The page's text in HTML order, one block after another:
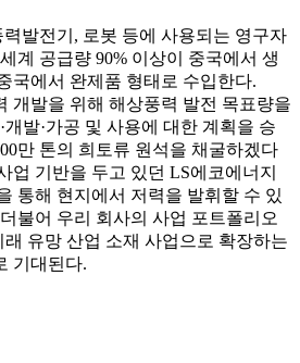
발전기, 로봇 등에 사용되는 영구자
계 공급량 90% 이상이 중국에서 생
국에서 완제품 형태로 수입한다.
개발을 위해 해상풍력 발전 목표량을
발·가공 및 사용에 대한 계획을 승
만 톤의 희토류 원석을 채굴하겠다
업 기반을 두고 있던 LS에코에너지
통해 현지에서 저력을 발휘할 수 있
불어 우리 회사의 사업 포트폴리오
래 유망 산업 소재 사업으로 확장하는
기대된다.